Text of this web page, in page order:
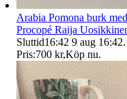
Arabia Pomona burk
Procopé Raija
Sluttid16:42 9 aug 16:42.
Pris:700 kr,Köp nu.